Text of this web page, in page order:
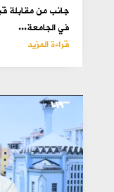
جانب من مقابلة
في الجامعة...
قراءة المزيد